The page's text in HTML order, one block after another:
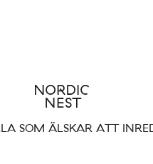
SOM ÄLSKAR ATT